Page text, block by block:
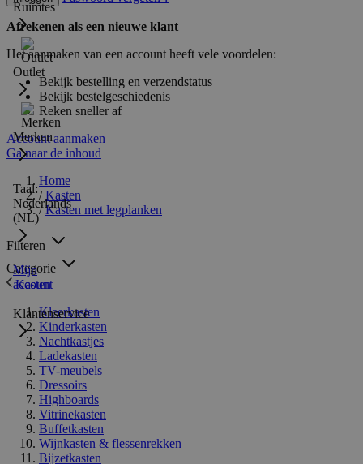
Ruimtes
Outlet
Merken
Taal:
Nederlands
(NL)
Mijn
account
Klantenservice
Afrekenen als een nieuwe klant
Het aanmaken van een account heeft vele voordelen:
Bekijk bestelling en verzendstatus
Bekijk bestelgeschiedenis
Reken sneller af
Account aanmaken
Ga naar de inhoud
Home
/ Kasten
/ Kasten met legplanken
Filteren
Categorie
Kasten
Kleerkasten
Kinderkasten
Nachtkastjes
Ladekasten
TV-meubels
Dressoirs
Highboards
Vitrinekasten
Buffetkasten
Wijnkasten & flessenrekken
Bijzetkasten